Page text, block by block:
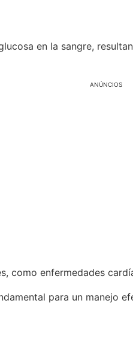
en la sangre,
ANÚNCIOS
como enfermedades
para un manejo